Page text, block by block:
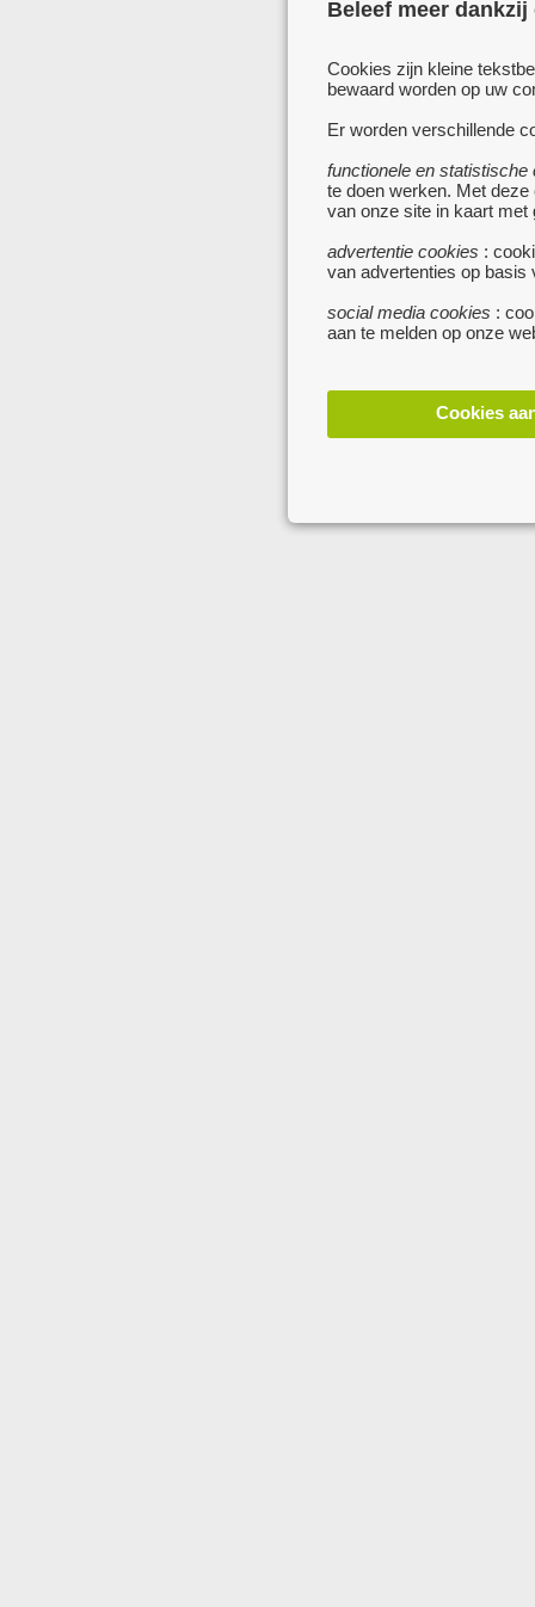
Beleef meer
Cookies zijn kleine
bewaard worden op uw
Er worden verschillende
functionele en statistische
te doen werken. Met
van onze site in kaart met
advertentie cookies :
van advertenties op basis
social media cookies :
aan te melden op onze
Cookies